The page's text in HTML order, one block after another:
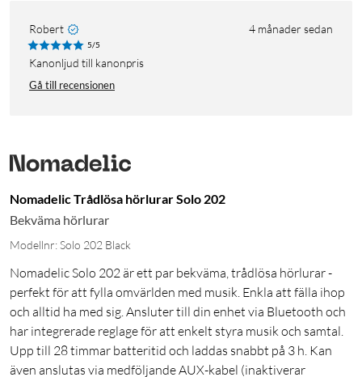
Robert 4 månader sedan
5/5
Kanonljud till kanonpris
Gå till recensionen
Nomadelic Trådlösa hörlurar Solo 202
Bekväma hörlurar
Modellnr: Solo 202 Black
Nomadelic Solo 202 är ett par bekväma, trådlösa hörlurar -
perfekt för att fylla omvärlden med musik. Enkla att fälla ihop
och alltid ha med sig. Ansluter till din enhet via Bluetooth och
har integrerade reglage för att enkelt styra musik och samtal.
Upp till 28 timmar batteritid och laddas snabbt på 3 h. Kan
även anslutas via medföljande AUX-kabel (inaktiverar